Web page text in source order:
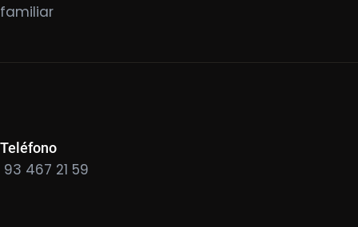
familiar
Teléfono
93 467 21 59